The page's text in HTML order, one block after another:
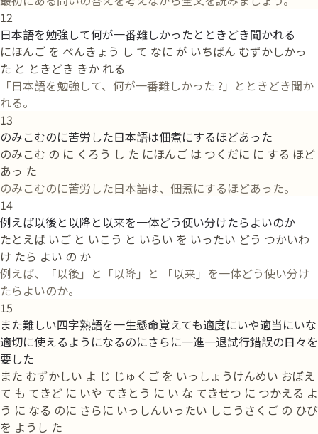
12
日本語を勉強して何が一番難しかったとときどき聞かれる
にほんご を べんきょう し て なに が いちばん むずかしかっ
た と ときどき きか れる
「日本語を勉強して、何が一番難しかった ?」とときどき聞か
れる。
13
のみこむのに苦労した日本語は佃煮にするほどあった
のみこむ の に くろう し た にほんご は つくだに に する ほど
あっ た
のみこむのに苦労した日本語は、佃煮にするほどあった。
14
例えば以後と以降と以来を一体どう使い分けたらよいのか
たとえば いご と いこう と いらい を いったい どう つかいわ
け たら よい の か
例えば、「以後」と「以降」と 「以来」を一体どう使い分け
たらよいのか。
15
また難しい四字熟語を一生懸命覚えても適度にいや適当にいな
適切に使えるようになるのにさらに一進一退試行錯誤の日々を
要した
また むずかしい よ じ じゅくご を いっしょうけんめい おぼえ
て も てきど に いや てきとう に い な てきせつ に つかえる よ
う に なる のに さらに いっしんいったい しこうさくご の ひび
を ようし た